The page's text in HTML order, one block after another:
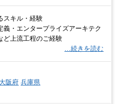
スキル・経験
義・エンタープライズアーキテク
ど上流工程のご経験
…続きを読む
大阪府 兵庫県